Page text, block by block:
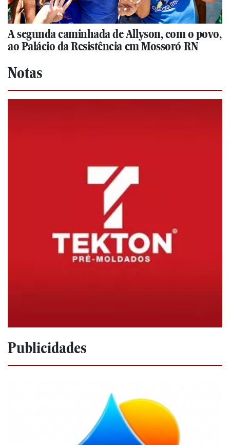
A segunda caminhada de Allyson, com o povo,
ao Palácio da Resistência em Mossoró-RN
Notas
Publicidades